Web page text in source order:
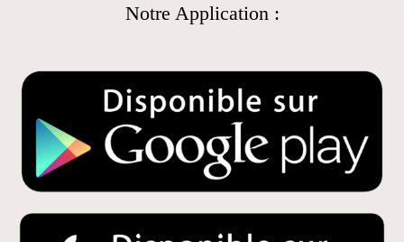
Notre Application :